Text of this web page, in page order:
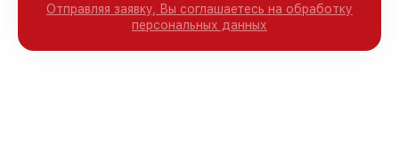
Отправляя заявку, Вы соглашаетесь на обработку
персональных данных